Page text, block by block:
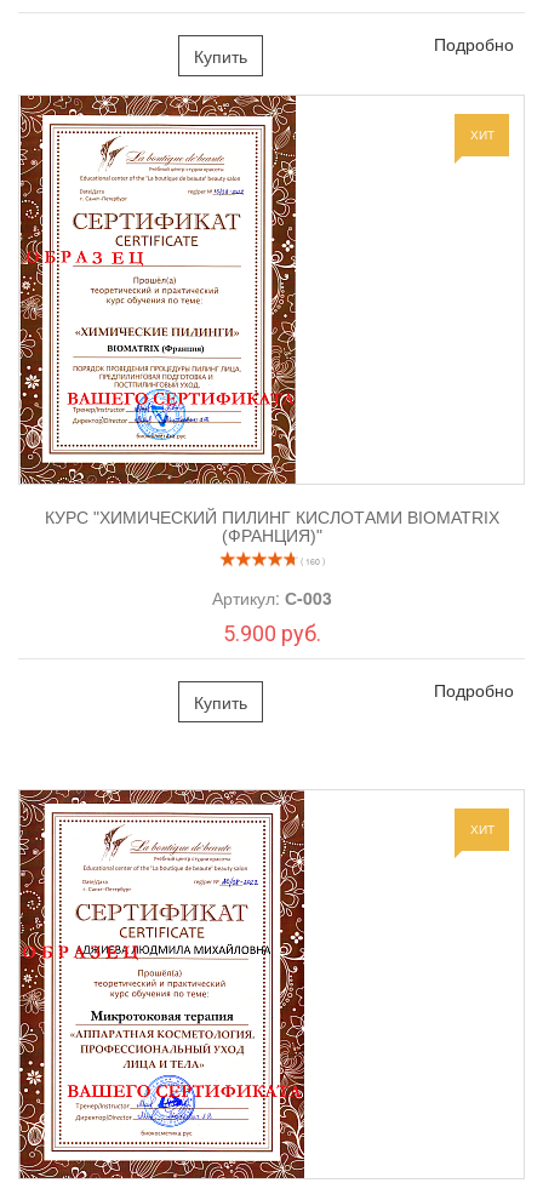
Купить Подробно
ХИТ
КУРС "ХИМИЧЕСКИЙ ПИЛИНГ КИСЛОТАМИ BIOMATRIX
(ФРАНЦИЯ)"
( 160 )
Артикул: С-003
5.900 руб.
Купить Подробно
ХИТ